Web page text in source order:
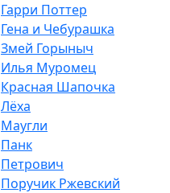
Гарри Поттер
Гена и Чебурашка
Змей Горыныч
Илья Муромец
Красная Шапочка
Лёха
Маугли
Панк
Петрович
Поручик Ржевский